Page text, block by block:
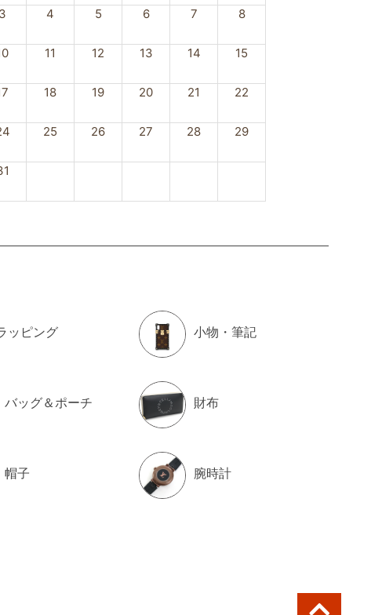
3 4 5 6 7 8
11 12 13 14 15
18 19 20 21 22
25 26 27 28 29
ッピング 小物・筆記
バッグ＆ポーチ 財布
帽子 腕時計